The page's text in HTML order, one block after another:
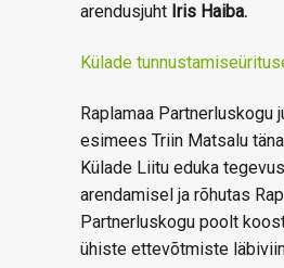
arendusjuht Iris Haiba.
Külade
Raplamaa Partnerluskogu
esimees Triin Matsalu
Külade Liitu eduka
arendamisel ja rõhutas
Partnerluskogu poolt
ühiste ettevõtmiste